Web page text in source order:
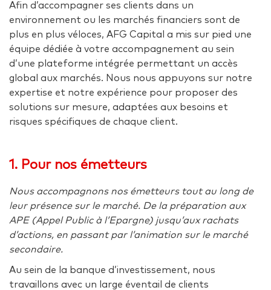
Afin d’accompagner ses clients dans un
environnement ou les marchés financiers sont de
plus en plus véloces, AFG Capital a mis sur pied une
équipe dédiée à votre accompagnement au sein
d’une plateforme intégrée permettant un accès
global aux marchés. Nous nous appuyons sur notre
expertise et notre expérience pour proposer des
solutions sur mesure, adaptées aux besoins et
risques spécifiques de chaque client.
1. Pour nos émetteurs
Nous accompagnons nos émetteurs tout au long de
leur présence sur le marché. De la préparation aux
APE (Appel Public à l’Epargne) jusqu’aux rachats
d’actions, en passant par l’animation sur le marché
secondaire.
Au sein de la banque d’investissement, nous
travaillons avec un large éventail de clients